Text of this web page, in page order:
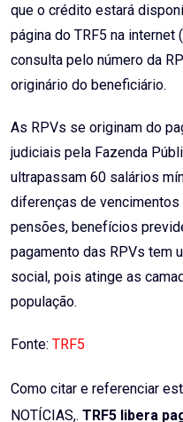
que o crédito estará
página do TRF5 na
consulta pelo número da
originário do beneficiário.
As RPVs se originam do
judiciais pela Fazenda
ultrapassam 60 salários
diferenças de
pensões, benefícios
pagamento das RPVs tem
social, pois atinge as
população.
Fonte: TRF5
Como citar e referenciar
NOTÍCIAS,. TRF5 libera